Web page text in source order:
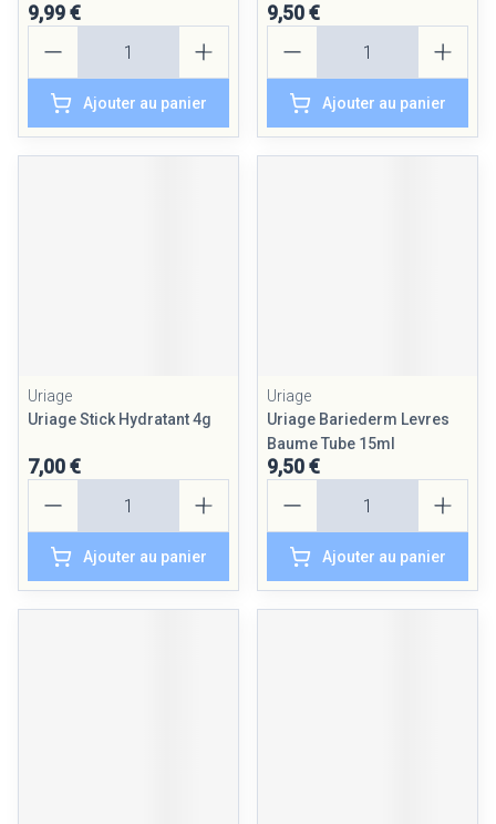
9,99 €
Ajouter au panier
9,50 €
Ajouter au panier
Uriage
Uriage Stick Hydratant 4g
7,00 €
Ajouter au panier
Uriage
Uriage Bariederm Levres
Baume Tube 15ml
9,50 €
Ajouter au panier